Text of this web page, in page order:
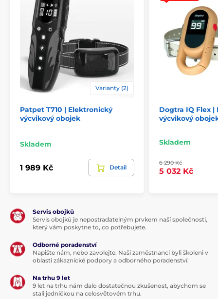
Varianty (2)
Patpet T710 | Elektronický
výcvikový obojek
Skladem
1 989 Kč Detail
Dogtra IQ Flex
výcvikový
Skladem
6 290 Kč
5 032 Kč
Servis obojků
Servis obojků je nepostradatelným prvkem naší společnosti,
který vám poskytne to, co potřebujete.
Odborné poradenství
Napište nám, nebo zavolejte. Naši zaměstnanci byli školeni v
oblasti zákaznické podpory a odborného poradenství.
Na trhu 9 let
9 let na trhu nám dalo dostatečnou zkušenost, abychom se
stali jedničkou na celosvětovém trhu.